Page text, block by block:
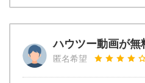
ハウツー動画が無
匿名希望